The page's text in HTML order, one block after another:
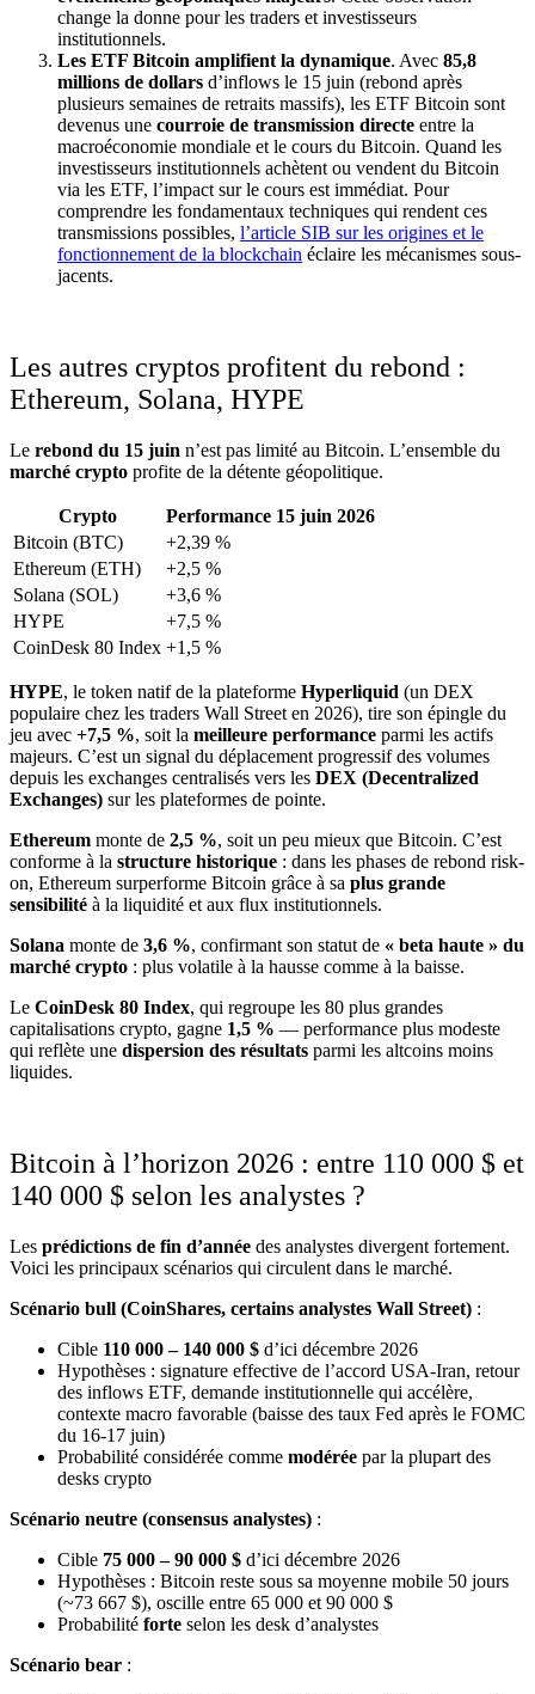
change la donne pour les traders et investisseurs
institutionnels.
Les ETF Bitcoin amplifient la dynamique. Avec 85,8
millions de dollars d’inflows le 15 juin (rebond après
plusieurs semaines de retraits massifs), les ETF Bitcoin sont
devenus une courroie de transmission directe entre la
macroéconomie mondiale et le cours du Bitcoin. Quand les
investisseurs institutionnels achètent ou vendent du Bitcoin
via les ETF, l’impact sur le cours est immédiat. Pour
comprendre les fondamentaux techniques qui rendent ces
transmissions possibles, l’article SIB sur les origines et le
fonctionnement de la blockchain éclaire les mécanismes sous-
jacents.
Les autres cryptos profitent du rebond :
Ethereum, Solana, HYPE
Le rebond du 15 juin n’est pas limité au Bitcoin. L’ensemble du
marché crypto profite de la détente géopolitique.
Crypto
Performance 15 juin 2026
Bitcoin (BTC)
+2,39 %
Ethereum (ETH)
+2,5 %
Solana (SOL)
+3,6 %
HYPE
+7,5 %
CoinDesk 80 Index +1,5 %
HYPE, le token natif de la plateforme Hyperliquid (un DEX
populaire chez les traders Wall Street en 2026), tire son épingle du
jeu avec +7,5 %, soit la meilleure performance parmi les actifs
majeurs. C’est un signal du déplacement progressif des volumes
depuis les exchanges centralisés vers les DEX (Decentralized
Exchanges) sur les plateformes de pointe.
Ethereum monte de 2,5 %, soit un peu mieux que Bitcoin. C’est
conforme à la structure historique : dans les phases de rebond risk-
on, Ethereum surperforme Bitcoin grâce à sa plus grande
sensibilité à la liquidité et aux flux institutionnels.
Solana monte de 3,6 %, confirmant son statut de « beta haute » du
marché crypto : plus volatile à la hausse comme à la baisse.
Le CoinDesk 80 Index, qui regroupe les 80 plus grandes
capitalisations crypto, gagne 1,5 % — performance plus modeste
qui reflète une dispersion des résultats parmi les altcoins moins
liquides.
Bitcoin à l’horizon 2026 : entre 110 000 $ et
140 000 $ selon les analystes ?
Les prédictions de fin d’année des analystes divergent fortement.
Voici les principaux scénarios qui circulent dans le marché.
Scénario bull (CoinShares, certains analystes Wall Street) :
Cible 110 000 – 140 000 $ d’ici décembre 2026
Hypothèses : signature effective de l’accord USA-Iran, retour
des inflows ETF, demande institutionnelle qui accélère,
contexte macro favorable (baisse des taux Fed après le FOMC
du 16-17 juin)
Probabilité considérée comme modérée par la plupart des
desks crypto
Scénario neutre (consensus analystes) :
Cible 75 000 – 90 000 $ d’ici décembre 2026
Hypothèses : Bitcoin reste sous sa moyenne mobile 50 jours
(~73 667 $), oscille entre 65 000 et 90 000 $
Probabilité forte selon les desk d’analystes
Scénario bear :